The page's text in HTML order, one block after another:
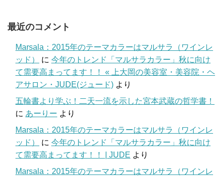
最近のコメント
Marsala：2015年のテーマカラーはマルサラ（ワインレ
ッド）
に 今年のトレンド「マルサラカラー」秋に向け
て需要高まってます！！ « 上大岡の美容室・美容院・ヘ
アサロン・JUDE(ジュード) より
五輪書より学ぶ！二天一流を示した宮本武蔵の哲学書！
に あーりー より
Marsala：2015年のテーマカラーはマルサラ（ワインレ
ッド）
に 今年のトレンド「マルサラカラー」秋に向け
て需要高まってます！！ | JUDE より
Marsala：2015年のテーマカラーはマルサラ（ワインレ